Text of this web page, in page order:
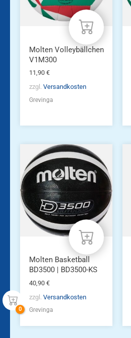
Molten Volleybällchen
V1M300
11,90 €
zzgl. Versandkosten
Grevinga
Molten Basketball
BD3500 | BD3500-KS
40,90 €
zzgl. Versandkosten
Grevinga